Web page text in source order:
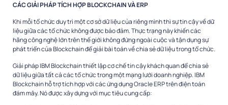
CÁC GIẢI PHÁP TÍCH HỢP BLOCKCHAIN VÀ ERP
Khi mỗi tổ chức duy trì một cơ sở dữ liệu của riêng mình thì sự tin cậy về dữ
liệu giữa các tổ chức không được bảo đảm. Thực trạng này khiến các
hãng công nghệ lớn trên thế giới không đứng ngoài cuộc và tận dụng sự
phát triển của Blockchain để giải bài toán về chia sẻ dữ liệu trong tổ chức.
Giải pháp IBM Blockchain thiết lập cơ chế tin cậy khách quan để chia sẻ
dữ liệu giữa tất cả các tổ chức trong một mạng lưới doanh nghiệp. IBM
Blockchain hỗ trợ tích hợp với các ứng dụng Oracle ERP trên điện toán
đám mây. Nó được xây dựng với mục tiêu cung cấp: